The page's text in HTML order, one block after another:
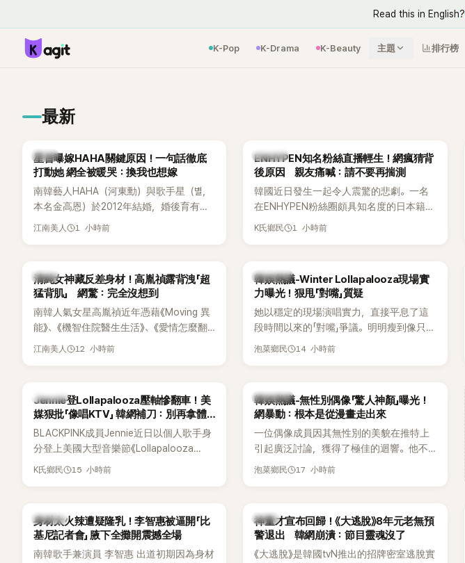
Read this in English?
K-Pop K-Drama K-Beauty 主題 排行榜
最新
韓星
星首曝嫁HAHA關鍵原因！一句話徹底
打動她 網全被暖哭：換我也想嫁
南韓藝人HAHA（河東勳）與歌手星（별，
本名金高恩）於2012年結婚，婚後育有兩
子一女，一家五口生活幸福美滿，也是韓
步入婚姻的最大理由。
江南美人 1 小時前
K-POP
ENHYPEN知名粉絲直播輕生！網瘋猜背
後原因 親友痛喊：請不要再揣測
韓國近日發生一起令人震驚的悲劇。一名
在ENHYPEN粉絲圈頗具知名度的日本籍女
粉絲，日前在TikTok直播期間輕生，最終
止揣測，盼逝者安息。
K氏鄉民 1 小時前
韓星
清純女神藏反差身材！高胤禎露背洩「超
猛背肌」 網驚：完全沒想到
南韓人氣女星高胤禎近年憑藉《Moving 異
能》、《機智住院醫生生活》、《愛情怎麼翻
譯？》、《努力克服自卑的我們》等多部熱門
近況照意外掀起熱議，不是因為仙氣十足
的美貌，而是藏在纖細身材下的超狂背肌
與肩膀線條，反差感十足，讓不少網友看
傻直呼：「原來她身材這麼猛！」
江南美人 12 小時前
熱議討論
韓娛熱議-Winter Lollapalooza現場實
力曝光！狠甩「對嘴」質疑
她以穩定的現場演唱實力，直接平息了這
段時間以來的「對嘴」爭議。明明瘦到像只剩
骨頭，怎麼還能唱出這麼驚人的爆發力和
泡菜鄉民 14 小時前
K-POP
Jennie登Lollapalooza壓軸慘翻車！美
媒狠批「像唱KTV」 韓網補刀：別再拿體
力當藉口
BLACKPINK成員Jennie近日以個人歌手身
分登上美國大型音樂節《Lollapalooza
Chicago》主舞台，不僅成為首位擔任該音
遭部分網友質疑，就連美國當地媒體也毫
不留情給出負評，甚至形容整場演出「就像
一場豪華KTV」。
K氏鄉民 15 小時前
熱議討論
韓娛熱議-無性別偶像「驚人神顏」曝光！
網暴動：根本是從漫畫走出來
一位偶像成員因其無性別的美貌在推特上
引起廣泛討論，獲得了極佳的迴響。他不
僅外型出眾，舞技也備受讚譽。
泡菜鄉民 17 小時前
K-POP
身材太火辣遭疑隆乳！李智惠被逼開「比
基尼記者會」 腋下全攤開震撼全場
南韓歌手兼演員 李智惠 出道初期因為身材
韓星
神童才宣布回歸！《大逃脫》8年元老無預
警退出 韓網崩潰：節目靈魂沒了
《大逃脫》是韓國tvN推出的招牌密室逃脫實